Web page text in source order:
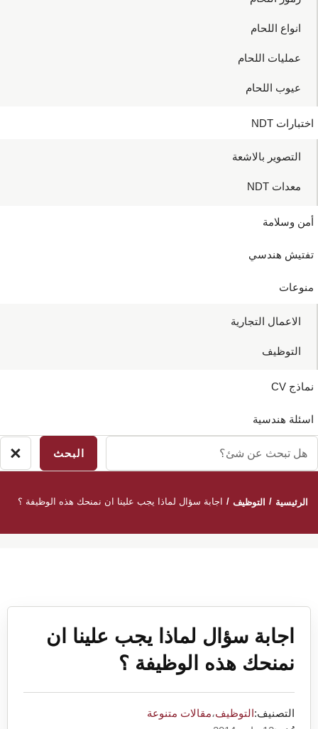
انواع اللحام
عمليات اللحام
عيوب اللحام
اختبارات NDT
التصوير بالاشعة
معدات NDT
أمن وسلامة
تفتيش هندسي
منوعات
الاعمال التجارية
التوظيف
نماذج CV
اسئلة هندسية
تبحث
شئ؟
×
الرئيسية / التوظيف / اجابة سؤال لماذا يجب علينا ان نمنحك هذه الوظيفة ؟
اجابة سؤال لماذا يجب علينا ان
نمنحك هذه الوظيفة ؟
التصنيف:التوظيف،مقالات متنوعة